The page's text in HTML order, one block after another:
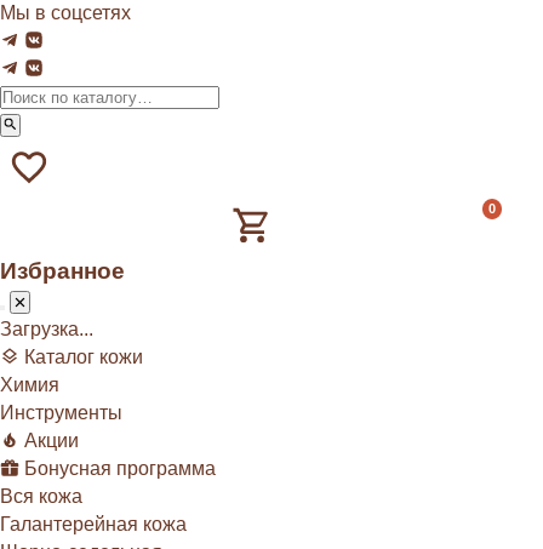
Мы в соцсетях
0
Избранное
Загрузка...
Каталог кожи
Химия
Инструменты
Акции
Бонусная программа
Вся кожа
Галантерейная кожа